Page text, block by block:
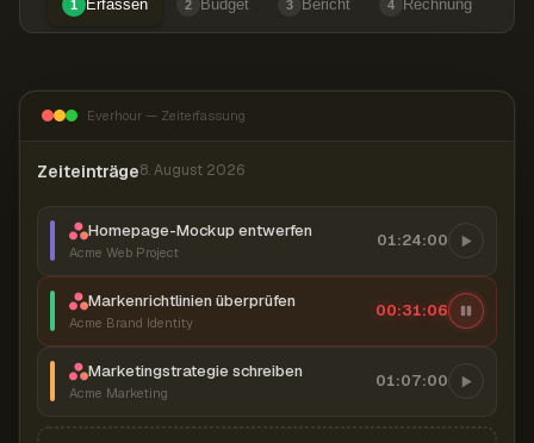
1 Erfassen 2 Budget 3 Bericht 4 Rechnung
Everhour — Zeiterfassung
Zeiteinträge8. August 2026
Homepage-Mockup entwerfen
Acme Web Project
01:24:00
Markenrichtlinien überprüfen
Acme Brand Identity
00:31:07
Marketingstrategie schreiben
Acme Marketing
01:07:00